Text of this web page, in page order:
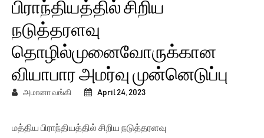
பிராந்தியத்தில் சிறிய
நடுத்தரளவு
தொழில்முனைவோருக்கான
வியாபார அமர்வு முன்னெடுப்பு
அமானா வங்கி April 24, 2023
மத்திய பிராந்தியத்தில் சிறிய நடுத்தரளவு